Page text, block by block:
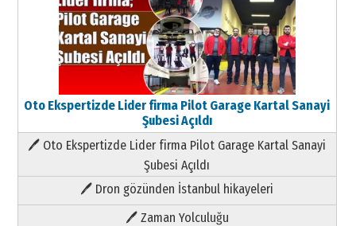
Oto Ekspertizde Lider firma Pilot Garage Kartal Sanayi
Şubesi Açıldı
🖊 Oto Ekspertizde Lider firma Pilot Garage Kartal Sanayi
Şubesi Açıldı
🖊 Dron gözünden İstanbul hikayeleri
🖊 Zaman Yolculuğu